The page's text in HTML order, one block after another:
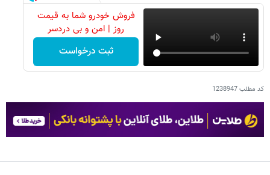
فروش خودرو شما به قیمت
روز | امن و بی دردسر
ثبت درخواست
کد مطلب1238947